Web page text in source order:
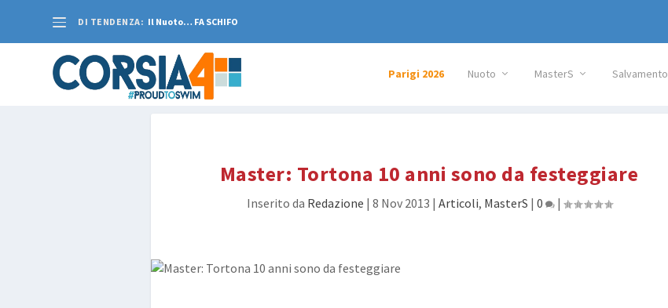
DI TENDENZA: Il Nuoto… FA SCHIFO
Parigi 2026 Nuoto MasterS Salvamento
Master: Tortona 10 anni sono da festeggiare
Inserito da Redazione | 8 Nov 2013 | Articoli, MasterS | 0 |